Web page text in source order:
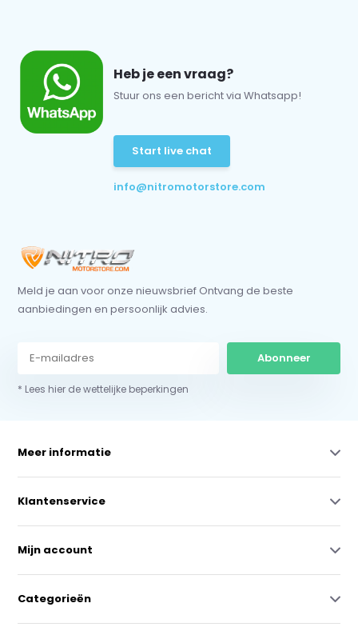
Heb je een vraag?
Stuur ons een bericht via Whatsapp!
Start live chat
info@nitromotorstore.com
Meld je aan voor onze nieuwsbrief Ontvang de beste
aanbiedingen en persoonlijk advies.
Abonneer
* Lees hier de wettelijke beperkingen
Meer informatie
Klantenservice
Mijn account
Categorieën